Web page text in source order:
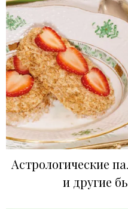
Астрологические
и другие